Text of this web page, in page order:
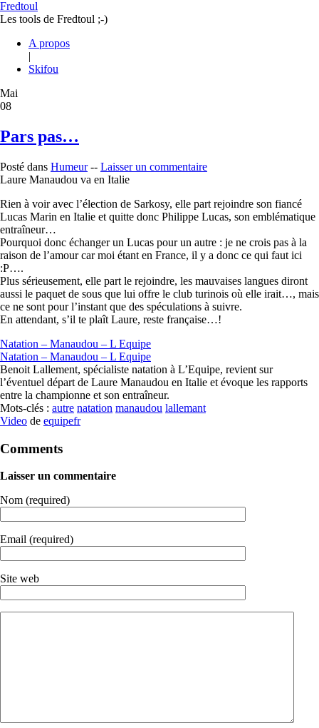
Fredtoul
Les tools de Fredtoul ;-)
A propos
|
Skifou
Mai
08
Pars pas…
Posté dans Humeur-- Laisser un commentaire
Laure Manaudou va en Italie
Rien à voir avec l’élection de Sarkosy, elle part rejoindre son fiancé
Lucas Marin en Italie et quitte donc Philippe Lucas, son emblématique
entraîneur…
Pourquoi donc échanger un Lucas pour un autre : je ne crois pas à la
raison de l’amour car moi étant en France, il y a donc ce qui faut ici
:P….
Plus sérieusement, elle part le rejoindre, les mauvaises langues diront
aussi le paquet de sous que lui offre le club turinois où elle irait…, mais
ce ne sont pour l’instant que des spéculations à suivre.
En attendant, s’il te plaît Laure, reste française…!
Natation – Manaudou – L Equipe
Natation – Manaudou – L Equipe
Benoit Lallement, spécialiste natation à L’Equipe, revient sur
l’éventuel départ de Laure Manaudou en Italie et évoque les rapports
entre la championne et son entraîneur.
Mots-clés : autre natation manaudou lallemant
Video de equipefr
Comments
Laisser un commentaire
Nom (required)
Email (required)
Site web